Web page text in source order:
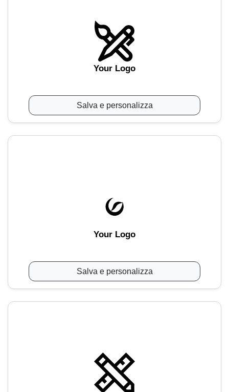
Your Logo
Salva e personalizza
Your Logo
Salva e personalizza